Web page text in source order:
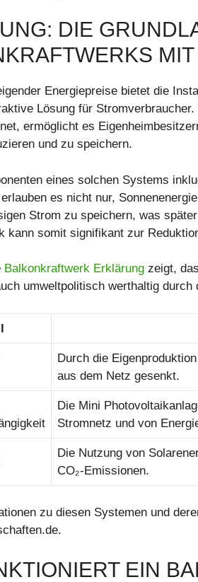
DIE
Energiepreise bietet die
Lösung für
ermöglicht es
und zu speichern.
eines solchen Systems
es nicht nur,
Strom zu speichern, was
kann somit signifikant zur
Balkonkraftwerk Erklärung zeigt,
umweltpolitisch werthaltig durch
Durch die
aus dem Netz gesenkt.
Die Mini
Stromnetz und von
Die Nutzung von
CO₂-Emissionen.
zu diesen Systemen und
EIN